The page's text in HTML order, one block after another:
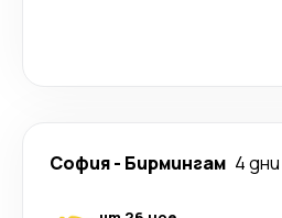
София- Бирмингам 4 дни